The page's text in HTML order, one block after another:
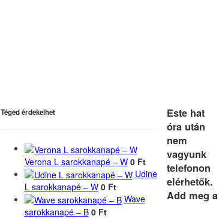
Téged érdekelhet
Verona L sarokkanapé – W 0 Ft
Udine
L sarokkanapé – W 0 Ft
Wave
sarokkanapé – B 0 Ft
Este hat
óra után
nem
vagyunk
telefonon
elérhetők.
Add meg a